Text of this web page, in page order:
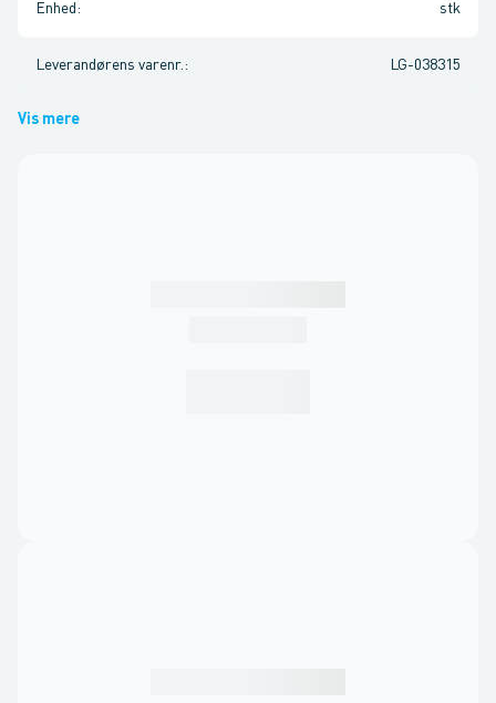
Enhed : stk
Leverandørens varenr. : LG-038315
Vis mere